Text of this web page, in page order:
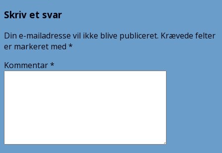
Skriv et svar
Din e-mailadresse vil ikke blive publiceret. Krævede felter
er markeret med *
Kommentar*